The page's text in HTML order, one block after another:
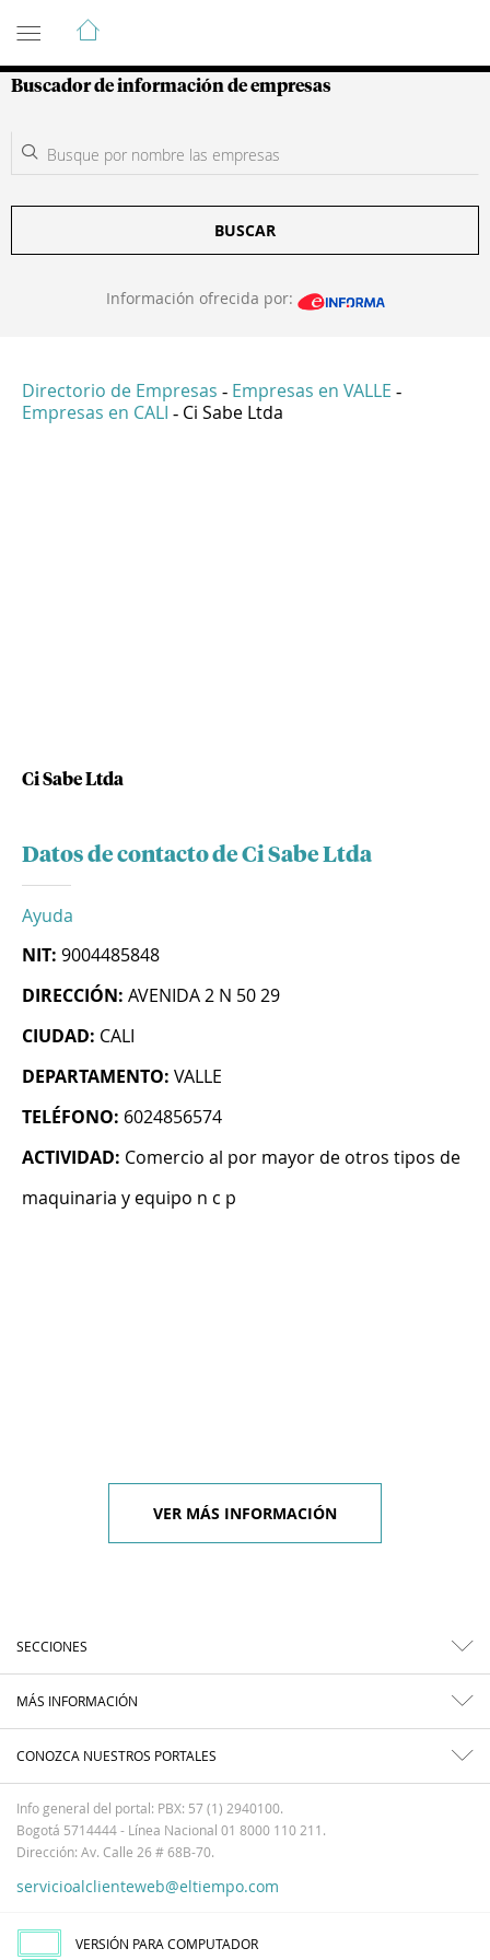
Guía de Empresas Colombianas
Buscador de información de empresas
BUSCAR
Información ofrecida por:
Directorio de Empresas - Empresas en VALLE -
Empresas en CALI - Ci Sabe Ltda
Ci Sabe Ltda
Datos de contacto de Ci Sabe Ltda
Ayuda
NIT: 9004485848
DIRECCIÓN: AVENIDA 2 N 50 29
CIUDAD: CALI
DEPARTAMENTO: VALLE
TELÉFONO: 6024856574
ACTIVIDAD: Comercio al por mayor de otros tipos de
maquinaria y equipo n c p
VER MÁS INFORMACIÓN
SECCIONES
MÁS INFORMACIÓN
CONOZCA NUESTROS PORTALES
Info general del portal: PBX: 57 (1) 2940100.
Bogotá 5714444 - Línea Nacional 01 8000 110 211.
Dirección: Av. Calle 26 # 68B-70.
servicioalclienteweb@eltiempo.com
VERSIÓN PARA COMPUTADOR